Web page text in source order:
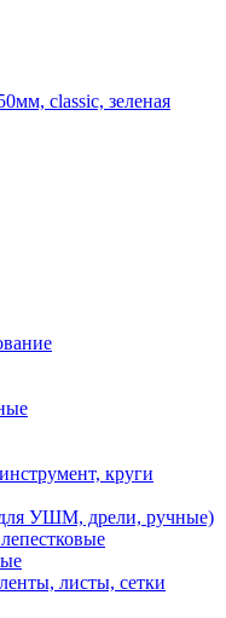
classic, зеленая
круги
УШМ, дрели, ручные)
листы, сетки